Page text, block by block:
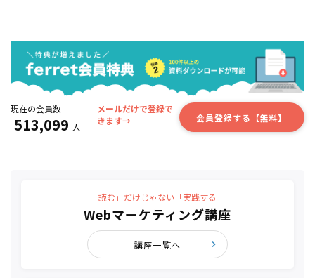
現在の会員数
513,099 人
メールだけで登録で
きます→
会員登録する【無料】
「読む」だけじゃない「実践する」
Webマーケティング講座
講座一覧へ